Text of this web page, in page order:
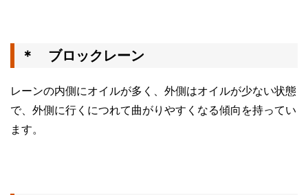
＊ ブロックレーン
レーンの内側にオイルが多く、外側はオイルが少ない状態
で、外側に行くにつれて曲がりやすくなる傾向を持ってい
ます。